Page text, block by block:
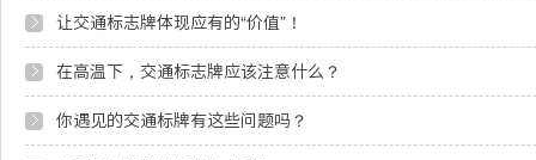
让交通标志牌体现应有的“价值”！
在高温下，交通标志牌应该注意什么？
你遇见的交通标牌有这些问题吗？